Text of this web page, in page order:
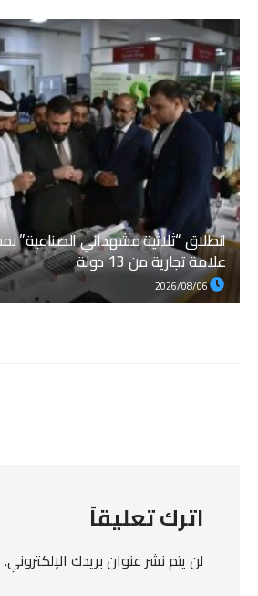
علامة تجارية من 13 دولة
2026/08/06
اترك تعليقاً
لن يتم نشر عنوان بريدك الإلكتروني.